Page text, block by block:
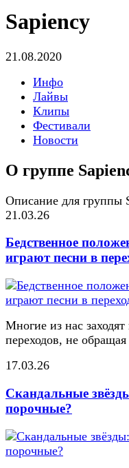
Sapiency
21.08.2020
Инфо
Лайвы
Клипы
Фестивали
Новости
О группе
Описание для группы
21.03.26
Бедственное
играют песни в
Многие из нас
переходов, не
17.03.26
Скандальные
порочные?